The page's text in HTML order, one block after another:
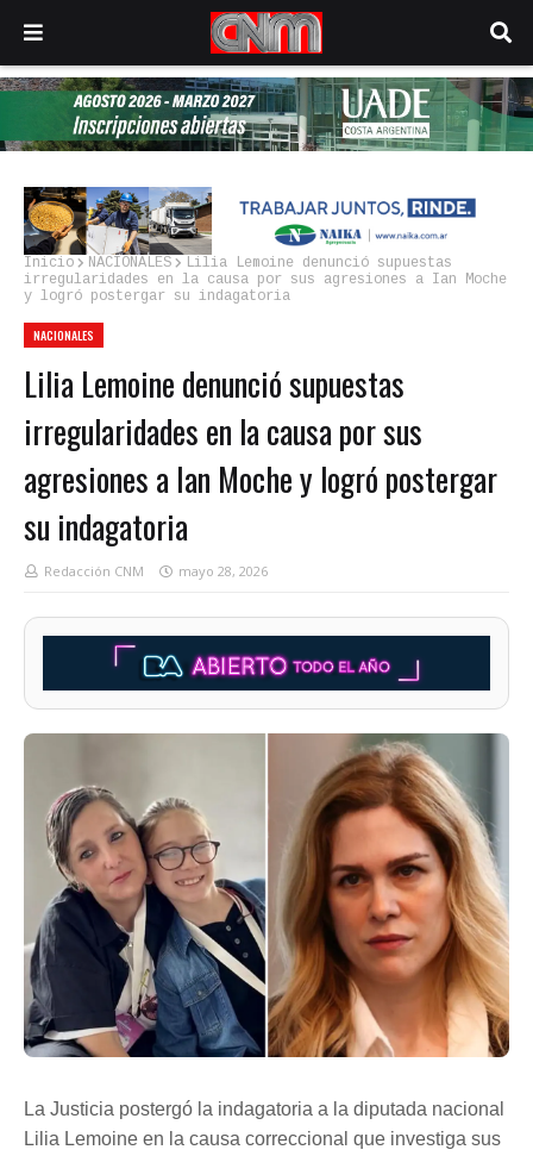
Inicio NACIONALES
Lilia Lemoine denunció supuestas
irregularidades en la causa por sus agresiones a Ian Moche
y logró postergar su indagatoria
NACIONALES
Lilia Lemoine denunció supuestas
irregularidades en la causa por sus
agresiones a Ian Moche y logró postergar
su indagatoria
Redacción CNM mayo 28, 2026
La Justicia postergó la indagatoria a la diputada nacional
Lilia Lemoine en la causa correccional que investiga sus